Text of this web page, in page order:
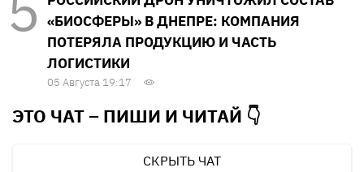
«БИОСФЕРЫ» В ДНЕПРЕ: КОМПАНИЯ
ПОТЕРЯЛА ПРОДУКЦИЮ И ЧАСТЬ
ЛОГИСТИКИ
05 Августа 19:17
ЭТО ЧАТ – ПИШИ И ЧИТАЙ 👇
СКРЫТЬ ЧАТ